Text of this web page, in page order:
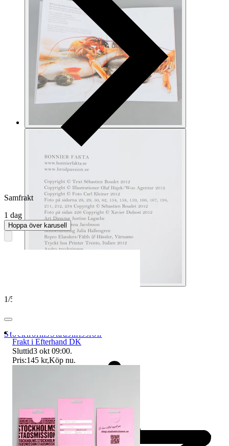
1/5
StockholmsStadsmission
Samfrakt
1 dag
Hoppa över karusell
Frakt i Efterhand DK
Sluttid3 okt 09:00.
Pris:145 kr,Köp nu.